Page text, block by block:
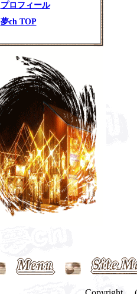
プロフィール
夢ch TOP